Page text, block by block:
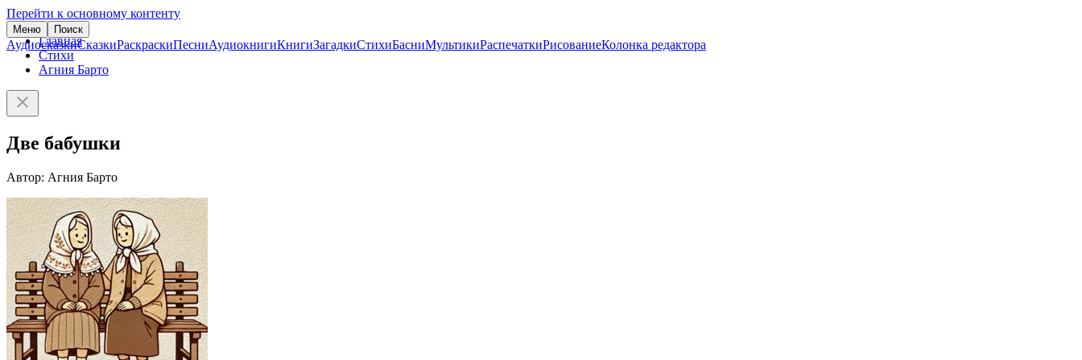
Перейти к основному контенту
Меню Поиск
АудиосказкиСказкиРаскраскиПесниАудиокнигиКнигиЗагадкиСтихиБасниМультикиРаспечаткиРисованиеКолонка редактора
Главная
Стихи
Агния Барто
Две бабушки
Автор: Агния Барто